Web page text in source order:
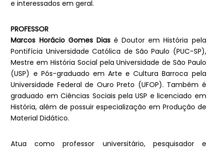
e interessados em geral.
PROFESSOR
Marcos Horácio Gomes Diasé Doutor em História pela
Pontifícia Universidade Católica de São Paulo (PUC-SP),
Mestre em História Social pela Universidade de São Paulo
(USP) e Pós-graduado em Arte e Cultura Barroca pela
Universidade Federal de Ouro Preto (UFOP). Também é
graduado em Ciências Sociais pela USP e licenciado em
História, além de possuir especialização em Produção de
Material Didático.
Atua como professor universitário, pesquisador e